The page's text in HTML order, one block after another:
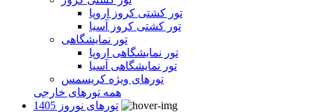
تور کشتی کروز اروپا
تور کشتی کروز آسیا
تور نمایشگاهی
تور نمایشگاهی اروپا
تور نمایشگاهی آسیا
تورهای ویژه کریسمس
همه تورهای خارجی
تورهای نوروز 1405